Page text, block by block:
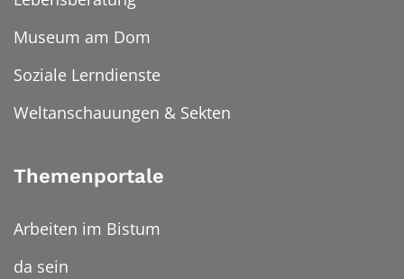
Museum am Dom
Soziale Lerndienste
Weltanschauungen & Sekten
Themenportale
Arbeiten im Bistum
da sein